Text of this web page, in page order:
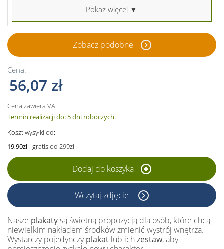
Pokaż więcej ▼
Zobacz podobne
Cena:
56,07 zł
Cena zawiera VAT
Termin realizacji do: 5 dni roboczych.
Koszt wysyłki od:
19,90zł- gratis od 299zł
Dodaj do koszyka
Wczytaj zdjęcie
Nasze plakatysą świetną propozycją dla osób, które chcą
niewielkim nakładem środków zmienić wystrój wnętrza.
Wystarczy pojedynczyplakat lub ich zestaw, aby